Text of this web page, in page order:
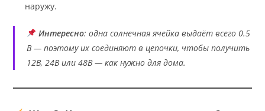
наружу.
Интересно: одна солнечная ячейка выдаёт всего 0.5
В — поэтому их соединяют в цепочки, чтобы получить
12В, 24В или 48В — как нужно для дома.